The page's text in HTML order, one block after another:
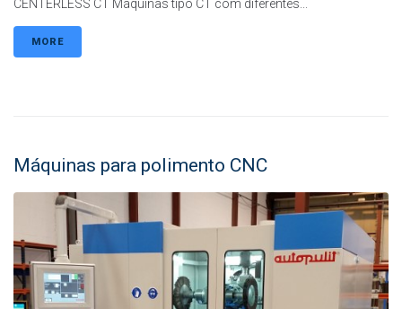
CENTERLESS CT Máquinas tipo CT com diferentes...
MORE
Máquinas para polimento CNC